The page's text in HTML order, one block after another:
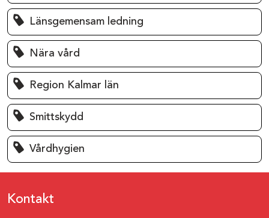
Länsgemensam ledning
Nära vård
Region Kalmar län
Smittskydd
Vårdhygien
Kontakt